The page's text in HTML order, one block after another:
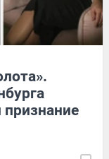
признание